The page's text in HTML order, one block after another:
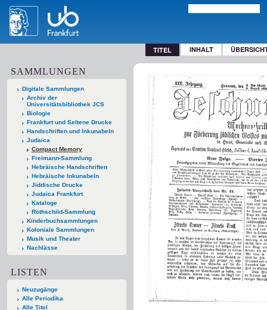
TITEL INHALT
SAMMLUNGEN
Digitale Sammlungen
Archiv der
Universitätsbibliothek JCS
Biologie
Frankfurt und Seltene Drucke
Handschriften und Inkunabeln
Judaica
Compact Memory
Freimann-Sammlung
Hebräische Handschriften
Hebräische Inkunabeln
Jiddische Drucke
Judaica Frankfurt
Kataloge
Rothschild-Sammlung
Kinderbuchsammlungen
Koloniale Sammlungen
Musik und Theater
Nachlässe
LISTEN
Neuzugänge
Alle Periodika
Alle Titel